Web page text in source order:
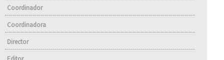
Coordinador
Coordinadora
Director